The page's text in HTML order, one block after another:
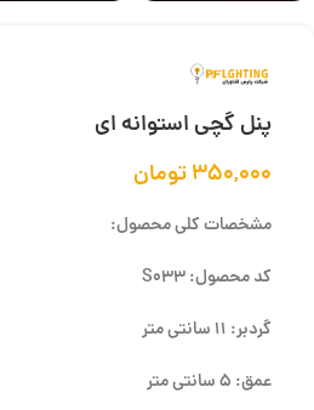
پنل گچی استوانه ای
۳۵۰,۰۰۰تومان
مشخصات کلی محصول:
کد محصول: S033
گردبر: 11 سانتی متر
عمق: 5 سانتی متر